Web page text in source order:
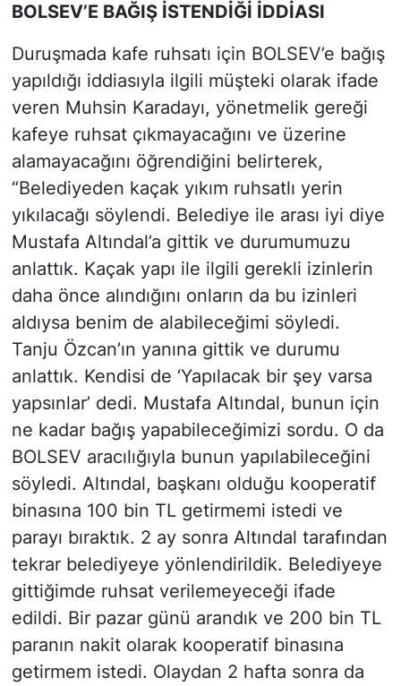
BOLSEV’E BAĞIŞ İSTENDİĞİ İDDİASI
Duruşmada kafe ruhsatı için BOLSEV’e bağış
yapıldığı iddiasıyla ilgili müşteki olarak ifade
veren Muhsin Karadayı, yönetmelik gereği
kafeye ruhsat çıkmayacağını ve üzerine
alamayacağını öğrendiğini belirterek,
“Belediyeden kaçak yıkım ruhsatlı yerin
yıkılacağı söylendi. Belediye ile arası iyi diye
Mustafa Altındal’a gittik ve durumumuzu
anlattık. Kaçak yapı ile ilgili gerekli izinlerin
daha önce alındığını onların da bu izinleri
aldıysa benim de alabileceğimi söyledi.
Tanju Özcan’ın yanına gittik ve durumu
anlattık. Kendisi de ‘Yapılacak bir şey varsa
yapsınlar’ dedi. Mustafa Altındal, bunun için
ne kadar bağış yapabileceğimizi sordu. O da
BOLSEV aracılığıyla bunun yapılabileceğini
söyledi. Altındal, başkanı olduğu kooperatif
binasına 100 bin TL getirmemi istedi ve
parayı bıraktık. 2 ay sonra Altındal tarafından
tekrar belediyeye yönlendirildik. Belediyeye
gittiğimde ruhsat verilemeyeceği ifade
edildi. Bir pazar günü arandık ve 200 bin TL
paranın nakit olarak kooperatif binasına
getirmem istedi. Olaydan 2 hafta sonra da